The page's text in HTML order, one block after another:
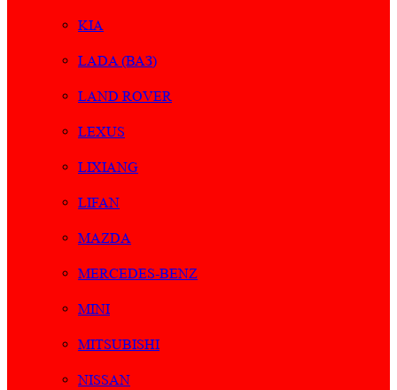
KIA
LADA (ВАЗ)
LAND ROVER
LEXUS
LIXIANG
LIFAN
MAZDA
MERCEDES-BENZ
MINI
MITSUBISHI
NISSAN